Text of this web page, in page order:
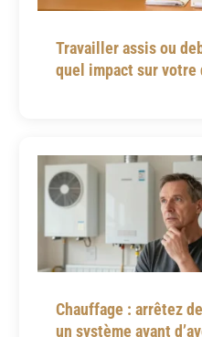
Travailler assis ou
quel impact sur votre
Chauffage : arrêtez
un système avant